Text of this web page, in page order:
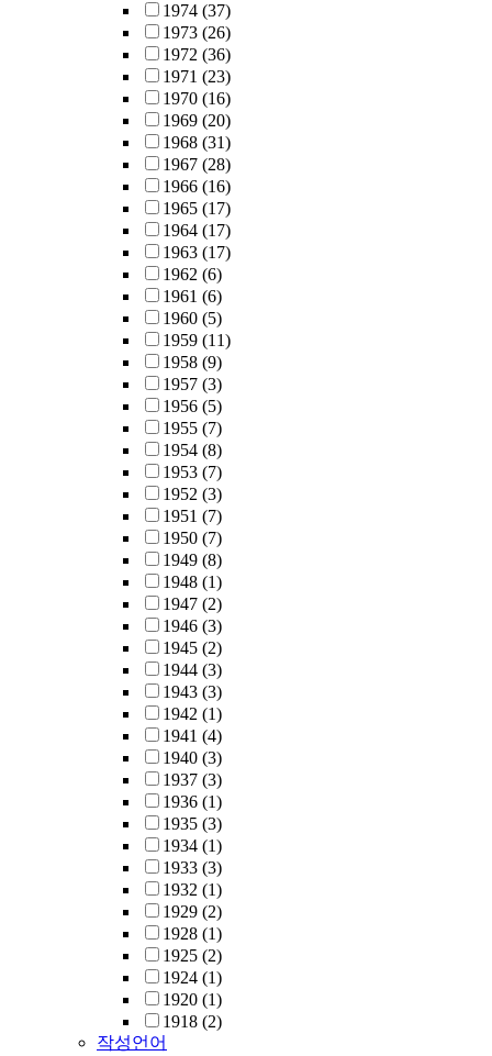
1974 (37)
1973 (26)
1972 (36)
1971 (23)
1970 (16)
1969 (20)
1968 (31)
1967 (28)
1966 (16)
1965 (17)
1964 (17)
1963 (17)
1962 (6)
1961 (6)
1960 (5)
1959 (11)
1958 (9)
1957 (3)
1956 (5)
1955 (7)
1954 (8)
1953 (7)
1952 (3)
1951 (7)
1950 (7)
1949 (8)
1948 (1)
1947 (2)
1946 (3)
1945 (2)
1944 (3)
1943 (3)
1942 (1)
1941 (4)
1940 (3)
1937 (3)
1936 (1)
1935 (3)
1934 (1)
1933 (3)
1932 (1)
1929 (2)
1928 (1)
1925 (2)
1924 (1)
1920 (1)
1918 (2)
작성언어